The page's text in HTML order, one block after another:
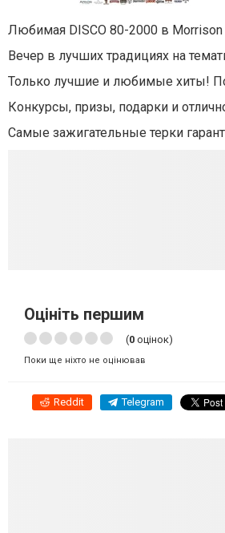
Любимая DISCO 80-2000 в Morrison
Вечер в лучших традициях на
Только лучшие и любимые хиты!
Конкурсы, призы, подарки и
Самые зажигательные терки
Оцініть першим
(0 оцінок)
Поки ще ніхто не оцінював
Reddit Telegram